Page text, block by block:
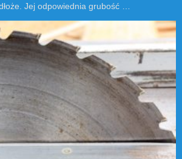
Jej odpowiednia grubość …